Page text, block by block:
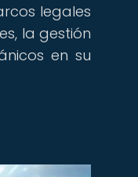
legales
la gestión
en su